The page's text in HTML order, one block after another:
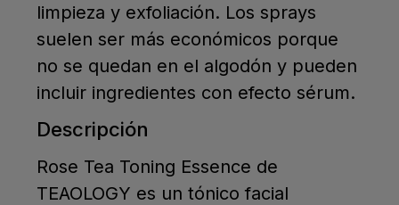
limpieza y exfoliación. Los sprays
suelen ser más económicos porque
no se quedan en el algodón y pueden
incluir ingredientes con efecto sérum.
Descripción
Rose Tea Toning Essence de
TEAOLOGY es un tónico facial